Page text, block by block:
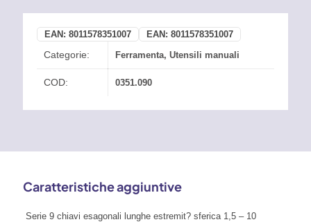
EAN: 8011578351007 EAN: 8011578351007
Categorie: Ferramenta, Utensili manuali
COD: 0351.090
Caratteristiche aggiuntive
Serie 9 chiavi esagonali lunghe estremit? sferica 1,5 – 10